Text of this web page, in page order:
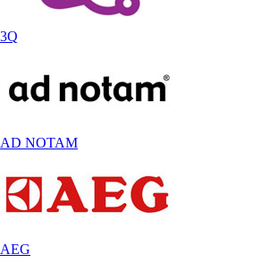
3Q
AD NOTAM
AEG